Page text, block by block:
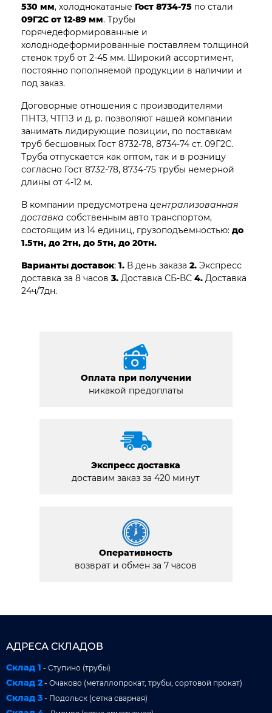
530 мм, холоднокатаные Гост 8734-75 по стали
09Г2С от 12-89 мм. Трубы
горячедеформированные и
холоднодеформированные поставляем толщиной
стенок труб от 2-45 мм. Широкий ассортимент,
постоянно пополняемой продукции в наличии и
под заказ.
Договорные отношения с производителями
ПНТЗ, ЧТПЗ и д. р. позволяют нашей компании
занимать лидирующие позиции, по поставкам
труб бесшовных Гост 8732-78, 8734-74 ст. 09Г2С.
Труба отпускается как оптом, так и в розницу
согласно Гост 8732-78, 8734-75 трубы немерной
длины от 4-12 м.
В компании предусмотрена централизованная
доставка собственным авто транспортом,
состоящим из 14 единиц, грузоподъемностью: до
1.5тн, до 2тн, до 5тн, до 20тн.
Варианты доставок: 1. В день заказа 2. Экспресс
доставка за 8 часов 3. Доставка СБ-ВС 4. Доставка
24ч/7дн.
Оплата при получении
никакой предоплаты
Экспресс доставка
доставим заказ за 420 минут
Оперативность
возврат и обмен за 7 часов
АДРЕСА СКЛАДОВ
Склад 1 - Ступино (трубы)
Склад 2 - Очаково (металлопрокат, трубы, сортовой прокат)
Склад 3 - Подольск (сетка сварная)